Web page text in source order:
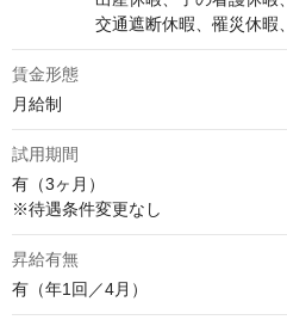
交通遮断休暇、罹災休暇、ボ
賃金形態
月給制
試用期間
有（3ヶ月）
※待遇条件変更なし
昇給有無
有（年1回／4月）